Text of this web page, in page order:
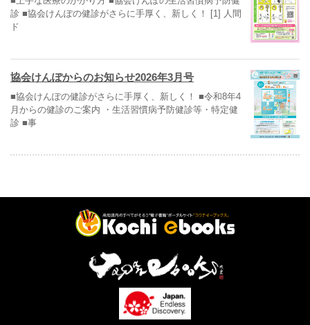
診 ■協会けんぽの健診がさらに手厚く、新しく！ [1] 人間
ド
協会けんぽからのお知らせ2026年3月号
■協会けんぽの健診がさらに手厚く、新しく！ ■令和8年4
月からの健診のご案内 ・生活習慣病予防健診等・特定健
診 ■事